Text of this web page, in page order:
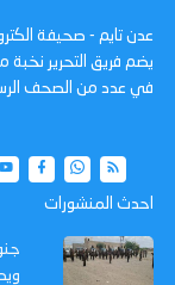
يضم فريق التحرير
في عدد من الصحف
احدث المنشورات